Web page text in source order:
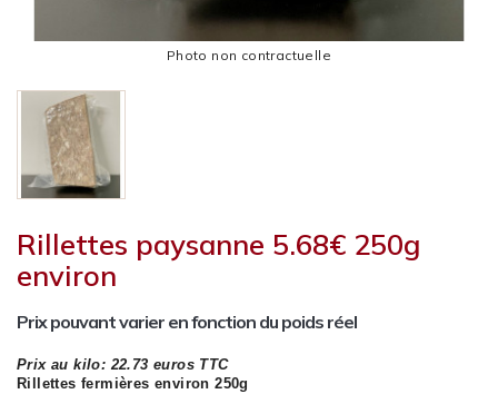
Photo non contractuelle
Rillettes paysanne 5.68€ 250g
environ
Prix pouvant varier en fonction du poids réel
Prix au kilo: 22.73 euros TTC
Rillettes fermières environ 250g